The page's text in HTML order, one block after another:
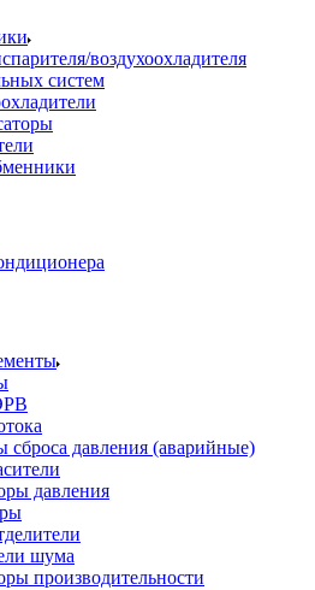
воздухоохладителя
систем
сброса давления (аварийные)
давления
шума
производительности